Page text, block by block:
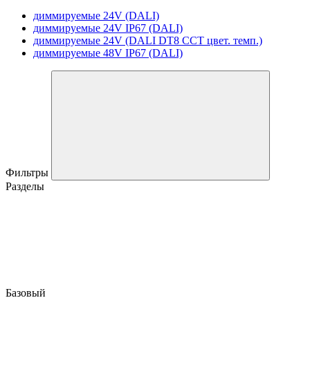
диммируемые 24V (DALI)
диммируемые 24V IP67 (DALI)
диммируемые 24V (DALI DT8 CCT цвет. темп.)
диммируемые 48V IP67 (DALI)
Фильтры
Разделы
Базовый